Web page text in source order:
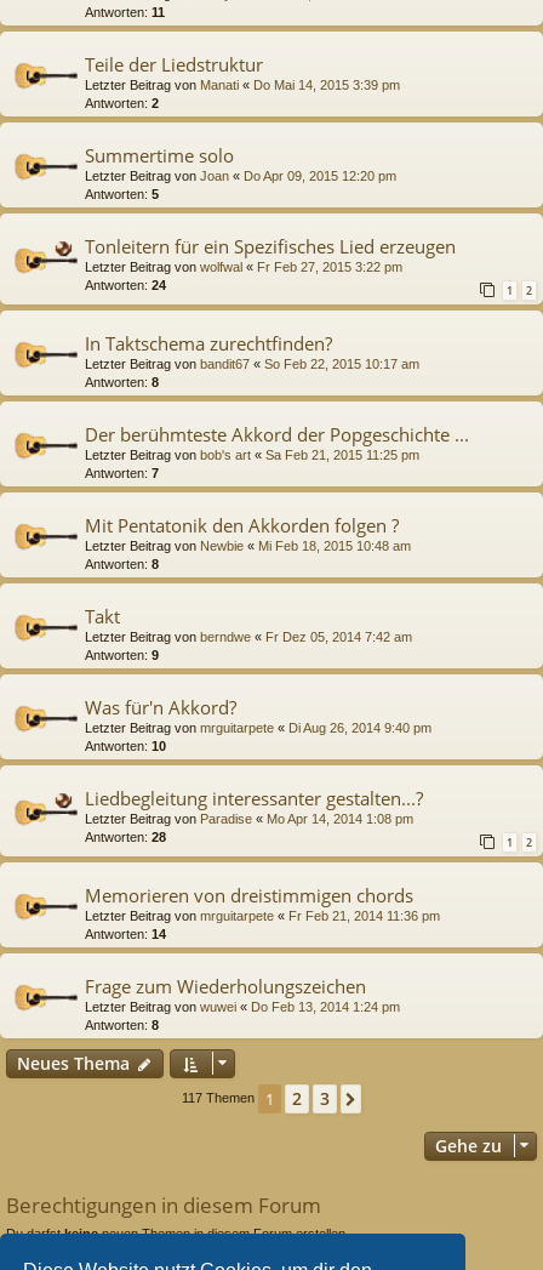
Antworten: 11
Teile der Liedstruktur
Letzter Beitrag von Manati « Do Mai 14, 2015 3:39 pm
Antworten: 2
Summertime solo
Letzter Beitrag von Joan « Do Apr 09, 2015 12:20 pm
Antworten: 5
Tonleitern für ein Spezifisches Lied erzeugen
Letzter Beitrag von wolfwal « Fr Feb 27, 2015 3:22 pm
Antworten: 24 1 2
In Taktschema zurechtfinden?
Letzter Beitrag von bandit67 « So Feb 22, 2015 10:17 am
Antworten: 8
Der berühmteste Akkord der Popgeschichte ...
Letzter Beitrag von bob's art « Sa Feb 21, 2015 11:25 pm
Antworten: 7
Mit Pentatonik den Akkorden folgen ?
Letzter Beitrag von Newbie « Mi Feb 18, 2015 10:48 am
Antworten: 8
Takt
Letzter Beitrag von berndwe « Fr Dez 05, 2014 7:42 am
Antworten: 9
Was für'n Akkord?
Letzter Beitrag von mrguitarpete « Di Aug 26, 2014 9:40 pm
Antworten: 10
Liedbegleitung interessanter gestalten...?
Letzter Beitrag von Paradise « Mo Apr 14, 2014 1:08 pm
Antworten: 28 1 2
Memorieren von dreistimmigen chords
Letzter Beitrag von mrguitarpete « Fr Feb 21, 2014 11:36 pm
Antworten: 14
Frage zum Wiederholungszeichen
Letzter Beitrag von wuwei « Do Feb 13, 2014 1:24 pm
Antworten: 8
Neues Thema
117 Themen 1 2 3
Gehe zu
Berechtigungen in diesem Forum
Du darfstkeineneuen Themen in diesem Forum erstellen.